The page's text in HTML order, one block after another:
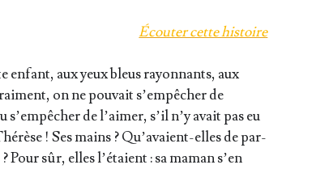
Écou­ter cette histoire
enfant, aux yeux bleus rayon­nants, aux
on ne pou­vait s’empêcher de
de l’aimer, s’il n’y avait pas eu
! Ses mains ? Qu’avaient-elles de par­
sûr, elles l’étaient : sa maman s’en